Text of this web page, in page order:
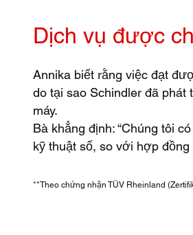
Dịch vụ được
Annika biết rằng việc đạt
do tại sao Schindler đã
máy.
Bà khẳng định: “Chúng tôi
kỹ thuật số, so với hợp
**Theo chứng nhận TÜV Rheinland